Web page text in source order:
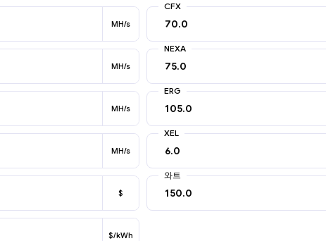
MH/s
CFX
MH/s
NEXA
MH/s
ERG
MH/s
XEL
$
와트
$/kWh